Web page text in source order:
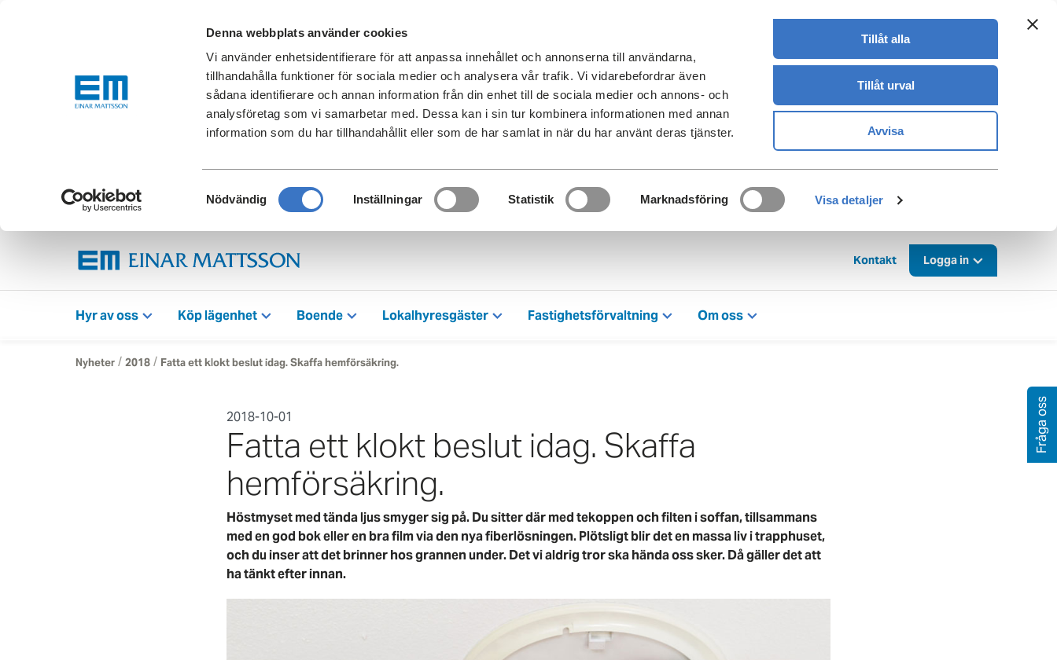
Denna webbplats använder cookies
Vi använder enhetsidentifierare för att anpassa innehållet och annonserna till användarna,
tillhandahålla funktioner för sociala medier och analysera vår trafik. Vi vidarebefordrar även
sådana identifierare och annan information från din enhet till de sociala medier och annons- och
analysföretag som vi samarbetar med. Dessa kan i sin tur kombinera informationen med annan
information som du har tillhandahållit eller som de har samlat in när du har använt deras tjänster.
Samtyckesval
Nödvändig Inställningar Statistik Marknadsföring Visa detaljer
Tillåt alla
Tillåt urval
Avvisa
Kontakt Logga in
Hyr av oss Köp lägenhet Boende Lokalhyresgäster Fastighetsförvaltning Om oss
Nyheter / 2018 / Fatta ett klokt beslut idag. Skaffa hemförsäkring.
2018-10-01
Fatta ett klokt beslut idag. Skaffa
hemförsäkring.
Höstmyset med tända ljus smyger sig på. Du sitter där med tekoppen och filten i soffan, tillsammans
med en god bok eller en bra film via den nya fiberlösningen. Plötsligt blir det en massa liv i trapphuset,
och du inser att det brinner hos grannen under. Det vi aldrig tror ska hända oss sker. Då gäller det att
ha tänkt efter innan.
Fråga oss